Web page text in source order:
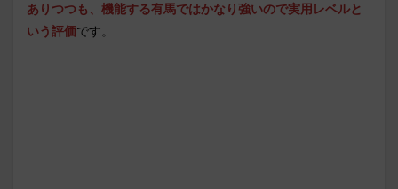
ありつつも、機能する有馬ではかなり強いので実用レベルと
いう評価です。